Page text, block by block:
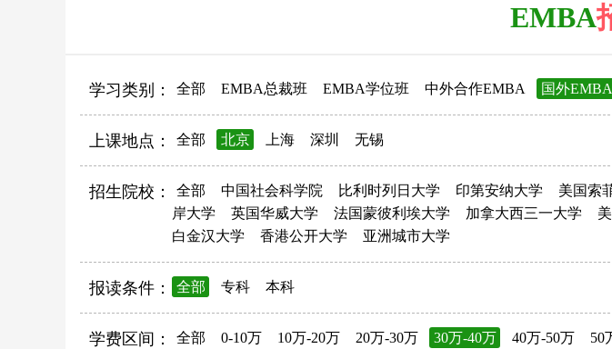
EMBA
学习类别： 全部 EMBA总裁班 EMBA学位班 中外合作EMBA 国外EMBA
上课地点： 全部 北京 上海 深圳 无锡
招生院校： 全部 中国社会科学院 比利时列日大学 印第安纳大学 美国索
岸大学
英国华威大学 法国蒙彼利埃大学 加拿大西三一大学
白金汉大学
香港公开大学 亚洲城市大学
报读条件： 全部 专科 本科
学费区间： 全部 0-10万 10万-20万 20万-30万 30万-40万 40万-50万 50